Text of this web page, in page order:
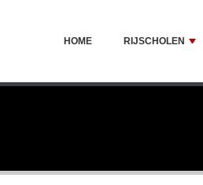
HOME RIJSCHOLEN